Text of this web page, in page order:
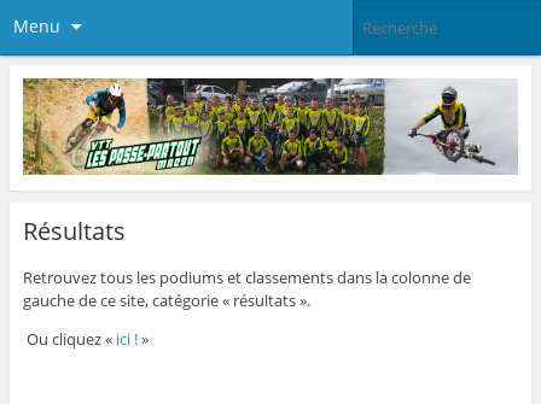
Menu
Résultats
Retrouvez tous les podiums et classements dans la colonne de
gauche de ce site, catégorie « résultats ».
Ou cliquez « ici !»